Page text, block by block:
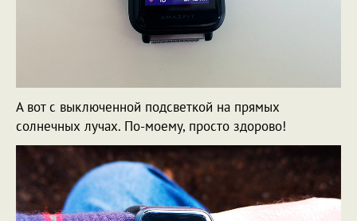
А вот с выключенной подсветкой на прямых
солнечных лучах. По-моему, просто здорово!